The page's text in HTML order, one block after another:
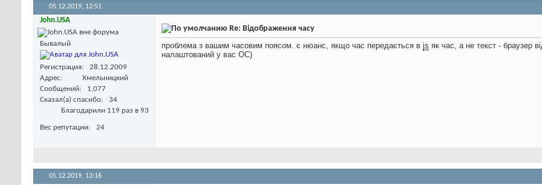
05.12.2019, 12:51
John.USA
Бывалый
Регистрация
28.12.2009
Адрес
Хмельницкий
Сообщений
1,077
Сказал(а) спасибо
34
Благодарили 119 раз в 93
Вес репутации 24
Re: Відображення часу
проблема з вашим часовим поясом. є нюанс, якщо час передається в js як час, а не текст - браузер
налаштований у вас ОС)
05.12.2019, 13:16